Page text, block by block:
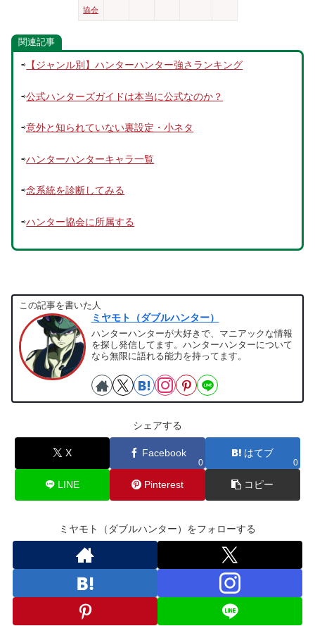
協会
関連記事
⇨ 【ジャンル別】ハンターハンター強さランキング
⇨公式ハンターズガイドは本当に公式なのか？
⇨意外と知られていない裏設定・小ネタ
⇨ハンターハンターキャラ一覧
⇨念系統を診断してみる
⇨ハンター協会に所属する
この記事を書いた人
ミヤモト（ダブルハンター）
ハンターハンターが大好きで、マニアックな情報
を探し発信してます。ハンターハンターについて
なら無限に語れる能力を持ってます。
シェアする
X Facebook
0
はてブ
0
LINE Pinterest コピー
ミヤモト（ダブルハンター）をフォローする